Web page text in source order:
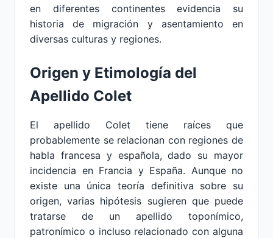
en diferentes continentes evidencia su
historia de migración y asentamiento en
diversas culturas y regiones.
Origen y Etimología del
Apellido Colet
El apellido Colet tiene raíces que
probablemente se relacionan con regiones de
habla francesa y española, dado su mayor
incidencia en Francia y España. Aunque no
existe una única teoría definitiva sobre su
origen, varias hipótesis sugieren que puede
tratarse de un apellido toponímico,
patronímico o incluso relacionado con alguna